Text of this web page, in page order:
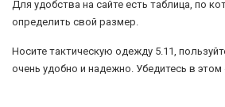
Для удобства на сайте есть таблица, по
определить свой размер.
Носите тактическую одежду 5.11,
очень удобно и надежно. Убедитесь в этом